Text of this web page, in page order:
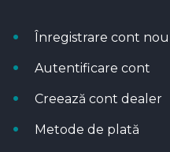
Înregistrare cont nou
Autentificare cont
Creează cont dealer
Metode de plată